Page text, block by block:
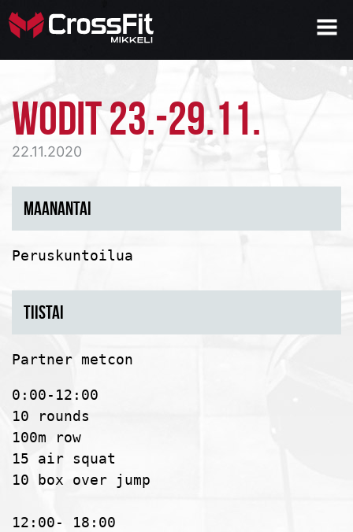
WODIT 23.-29.11.
22.11.2020
MAANANTAI
Peruskuntoilua
TIISTAI
Partner metcon
0:00-12:00
10 rounds
100m row
15 air squat
10 box over jump
12:00- 18:00